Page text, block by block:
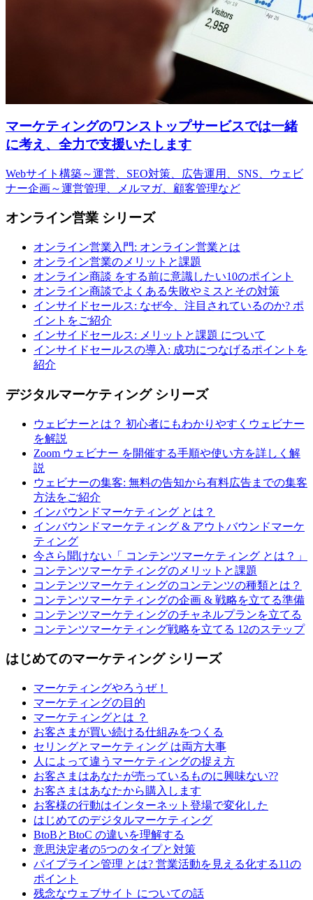
マーケティングのワンストップサービスでは一緒
に考え、全力で支援いたします
Webサイト構築～運営、SEO対策、広告運用、SNS、ウェビ
ナー企画～運営管理、メルマガ、顧客管理など
オンライン営業 シリーズ
オンライン営業入門: オンライン営業とは
オンライン営業のメリットと課題
オンライン商談 をする前に意識したい10のポイント
オンライン商談でよくある失敗やミスとその対策
インサイドセールス: なぜ今、注目されているのか? ポ
イントをご紹介
インサイドセールス: メリットと課題 について
インサイドセールスの導入: 成功につなげるポイントを
紹介
デジタルマーケティング シリーズ
ウェビナーとは？ 初心者にもわかりやすくウェビナー
を解説
Zoom ウェビナー を開催する手順や使い方を詳しく解
説
ウェビナーの集客: 無料の告知から有料広告までの集客
方法をご紹介
インバウンドマーケティング とは？
インバウンドマーケティング & アウトバウンドマーケ
ティング
今さら聞けない「 コンテンツマーケティング とは？」
コンテンツマーケティングのメリットと課題
コンテンツマーケティングのコンテンツの種類とは？
コンテンツマーケティングの企画 & 戦略を立てる準備
コンテンツマーケティングのチャネルプランを立てる
コンテンツマーケティング戦略を立てる 12のステップ
はじめてのマーケティング シリーズ
マーケティングやろうぜ！
マーケティングの目的
マーケティングとは ？
お客さまが買い続ける仕組みをつくる
セリングとマーケティング は両方大事
人によって違うマーケティングの捉え方
お客さまはあなたが売っているものに興味ない??
お客さまはあなたから購入します
お客様の行動はインターネット登場で変化した
はじめてのデジタルマーケティング
BtoBとBtoC の違いを理解する
意思決定者の5つのタイプと対策
パイプライン管理 とは? 営業活動を見える化する11の
ポイント
残念なウェブサイト についての話